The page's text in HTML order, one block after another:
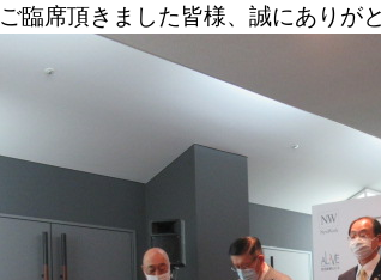
ご臨席頂きました皆様、誠にありが